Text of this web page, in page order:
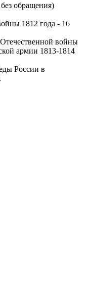
обращения)
1812 года - 16
войны
армии 1813-1814
России в